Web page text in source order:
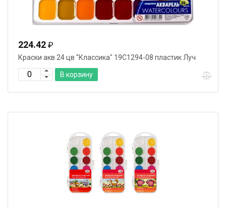
224.42 ₽
Краски акв 24 цв "Классика" 19С1294-08 пластик Луч
В корзину